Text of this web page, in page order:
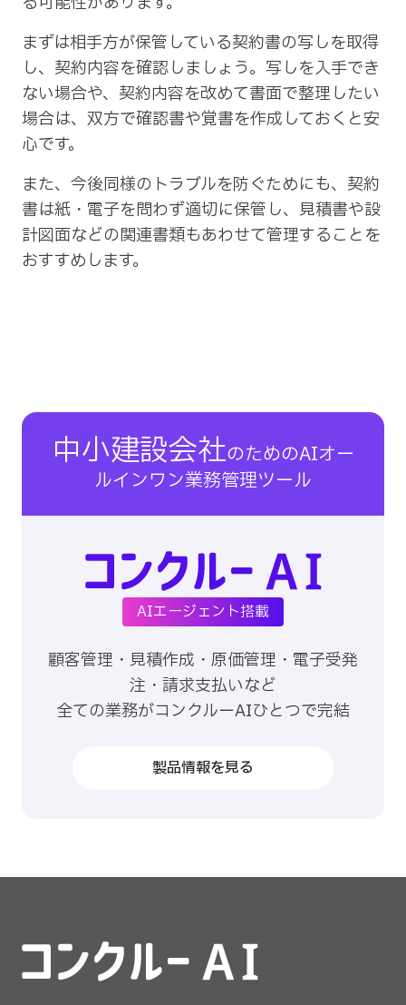
まずは相手方が保管している契約書の写しを取得
し、契約内容を確認しましょう。写しを入手でき
ない場合や、契約内容を改めて書面で整理したい
場合は、双方で確認書や覚書を作成しておくと安
心です。
また、今後同様のトラブルを防ぐためにも、契約
書は紙・電子を問わず適切に保管し、見積書や設
計図面などの関連書類もあわせて管理することを
おすすめします。
中小建設会社のためのAI​オー
ルインワン業務管理ツール
AIエージェント搭載
顧客管理・見積作成・原価管理・電子受発
注・請求支払いなど
全ての業務がコンクルーAIひとつで完結
製品情報を見る